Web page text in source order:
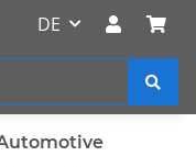
DE